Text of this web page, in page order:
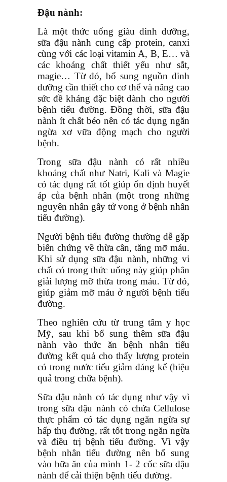
Đậu nành:
Là một thức uống giàu dinh dưỡng,
sữa đậu nành cung cấp protein, canxi
cùng với các loại vitamin A, B, E… và
các khoáng chất thiết yếu như sắt,
magie… Từ đó, bổ sung nguồn dinh
dưỡng cần thiết cho cơ thể và nâng cao
sức đề kháng đặc biệt dành cho người
bệnh tiểu đường. Đồng thời, sữa đậu
nành ít chất béo nên có tác dụng ngăn
ngừa xơ vữa động mạch cho người
bệnh.
Trong sữa đậu nành có rất nhiều
khoáng chất như Natri, Kali và Magie
có tác dụng rất tốt giúp ổn định huyết
áp của bệnh nhân (một trong những
nguyên nhân gây tử vong ở bệnh nhân
tiểu đường).
Người bệnh tiểu đường thường dễ gặp
biến chứng về thừa cân, tăng mỡ máu.
Khi sử dụng sữa đậu nành, những vi
chất có trong thức uống này giúp phân
giải lượng mỡ thừa trong máu. Từ đó,
giúp giảm mỡ máu ở người bệnh tiểu
đường.
Theo nghiên cứu từ trung tâm y học
Mỹ, sau khi bổ sung thêm sữa đậu
nành vào thức ăn bệnh nhân tiểu
đường kết quả cho thấy lượng protein
có trong nước tiểu giảm đáng kể (hiệu
quả trong chữa bệnh).
Sữa đậu nành có tác dụng như vậy vì
trong sữa đậu nành có chứa Cellulose
thực phẩm có tác dụng ngăn ngừa sự
hấp thụ đường, rất tốt trong ngăn ngừa
và điều trị bệnh tiểu đường. Vì vậy
bệnh nhân tiểu đường nên bổ sung
vào bữa ăn của mình 1- 2 cốc sữa đậu
nành để cải thiện bệnh tiểu đường.